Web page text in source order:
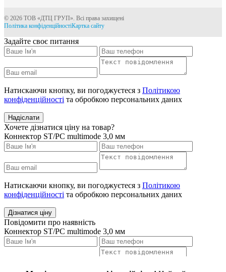
© 2026 ТОВ «ДТЦ ГРУП». Всі права захищені
Політика конфіденційностіКартка сайту
Задайте своє питання
Натискаючи кнопку, ви погоджуєтеся з Політикою
конфіденційності та обробкою персональних даних
Надіслати
Хочете дізнатися ціну на товар?
Коннектор ST/PC multimode 3,0 мм
Натискаючи кнопку, ви погоджуєтеся з Політикою
конфіденційності та обробкою персональних даних
Дізнатися ціну
Повідомити про наявність
Коннектор ST/PC multimode 3,0 мм